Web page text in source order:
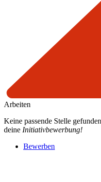
Arbeiten
Keine passende Stelle
deine Initiativbewerbung!
Bewerben